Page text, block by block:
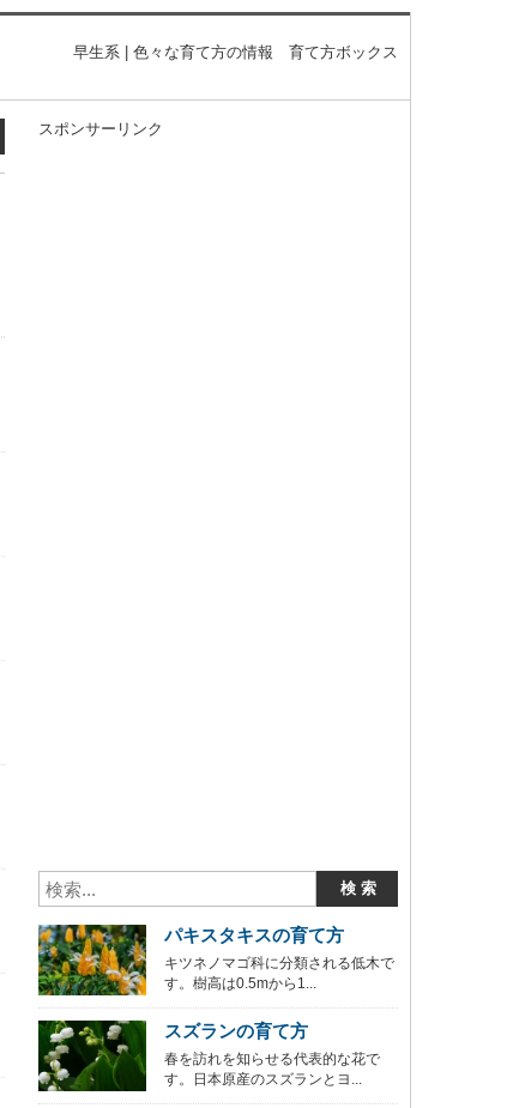
早生系 | 色々な育て方の情報 育て方ボックス
スポンサーリンク
パキスタキスの育て方
キツネノマゴ科に分類される低木で
す。樹高は0.5mから1...
スズランの育て方
春を訪れを知らせる代表的な花で
す。日本原産のスズランとヨ...